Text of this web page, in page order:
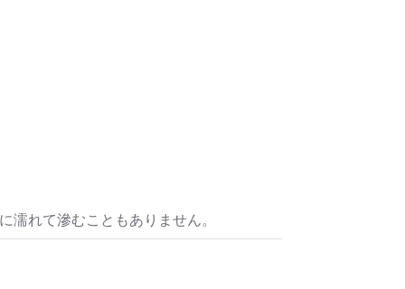
濡れて滲むこともありません。